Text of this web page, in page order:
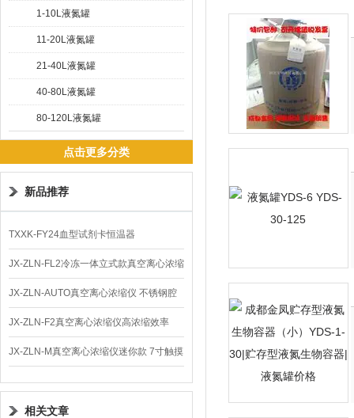
1-10L液氮罐
11-20L液氮罐
21-40L液氮罐
40-80L液氮罐
80-120L液氮罐
点击更多分类
新品推荐
TXXK-FY24血型试剂卡恒温器
JX-ZLN-FL2冷冻一体立式款真空离心浓缩
仪 低温功能
JX-ZLN-AUTO真空离心浓缩仪 不锈钢腔
体
JX-ZLN-F2真空离心浓缩仪高浓缩效率
JX-ZLN-M真空离心浓缩仪迷你款 7寸触摸
屏
相关文章